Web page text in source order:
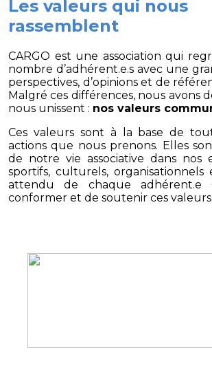
Les valeurs qui nous
rassemblent
CARGO est une association qui
nombre d’adhérent.e.s avec une
perspectives, d’opinions et de
Malgré ces différences, nous avons
nous unissent : nos valeurs
Ces valeurs sont à la base de
actions que nous prenons. Elles
de notre vie associative dans nos
sportifs, culturels,
attendu de chaque adhérent.e
conformer et de soutenir ces valeurs.